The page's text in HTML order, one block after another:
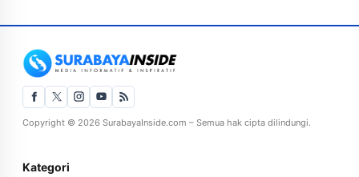
Copyright © 2026 SurabayaInside.com – Semua hak cipta dilindungi.
Kategori